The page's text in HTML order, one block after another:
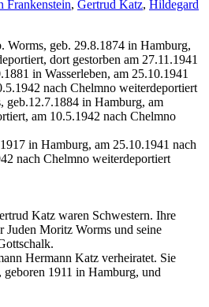
Frankenstein, Gertrud Katz, Hildegard
Worms, geb. 29.8.1874 in Hamburg,
dort gestorben am 27.11.1941
in Wasserleben, am 25.10.1941
nach Chelmno weiterdeportiert
geb.12.7.1884 in Hamburg, am
am 10.5.1942 nach Chelmno
in Hamburg, am 25.10.1941 nach
nach Chelmno weiterdeportiert
Katz waren Schwestern. Ihre
Juden Moritz Worms und seine
Hermann Katz verheiratet. Sie
1911 in Hamburg, und